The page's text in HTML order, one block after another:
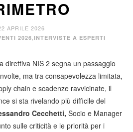
APRILE 2026
2026 INTERVISTE A ESPERTI
direttiva NIS 2 segna un passaggio
ma tra consapevolezza limitata,
chain e scadenze ravvicinate, il
si sta rivelando più difficile del
Cecchetti, Socio e Manager
sulle criticità e le priorità per i